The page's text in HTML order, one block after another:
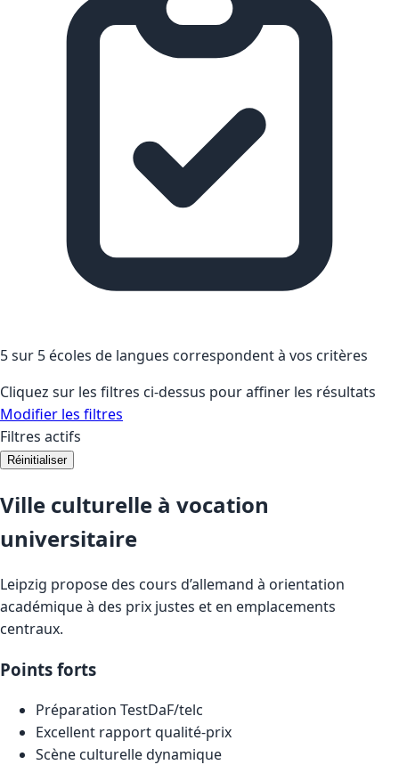
5 sur 5 écoles de langues correspondent à vos critères
Cliquez sur les filtres ci-dessus pour affiner les résultats
Modifier les filtres
Filtres actifs
Réinitialiser
Ville culturelle à vocation
universitaire
Leipzig propose des cours d’allemand à orientation
académique à des prix justes et en emplacements
centraux.
Points forts
Préparation TestDaF/telc
Excellent rapport qualité-prix
Scène culturelle dynamique